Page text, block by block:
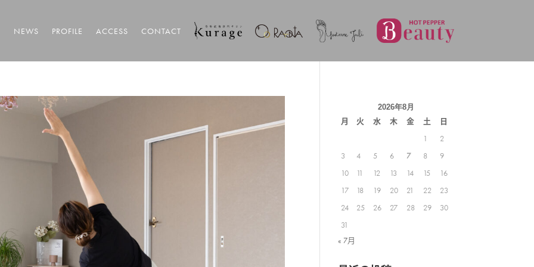
NEWS PROFILE ACCESS CONTACT
2026年8月
月 火 水 木 金 土
日
1
2
3
4 5 6 7 8
9
10
11 12 13 14 15
16
17
18 19 20 21 22
23
24
25 26 27 28 29
30
31
« 7月